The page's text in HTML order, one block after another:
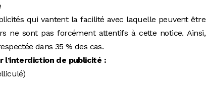
qui vantent la facilité avec laquelle peuvent être
ne sont pas forcément attentifs à cette notice. Ainsi,
dans 35 % des cas.
l’interdiction de publicité :